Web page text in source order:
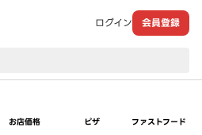
ログイン 会員登録
お店価格 ピザ ファストフード